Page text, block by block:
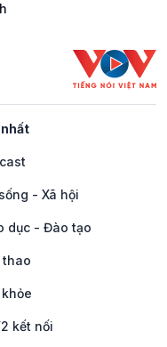
- Xã hội
dục - Đào tạo
thao
kết nối